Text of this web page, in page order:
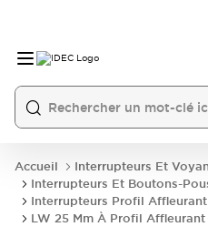
Accueil
Interrupteurs Et
Interrupteurs Et Boutons-
Interrupteurs Profil Affleurant
LW 25 Mm À Profil Affleurant